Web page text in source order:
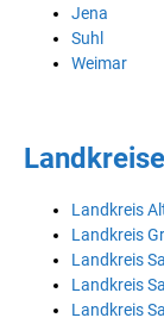
Jena
Suhl
Weimar
Landkreis
Landkreis
Landkreis
Landkreis
Landkreis